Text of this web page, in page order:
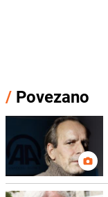
/ Povezano